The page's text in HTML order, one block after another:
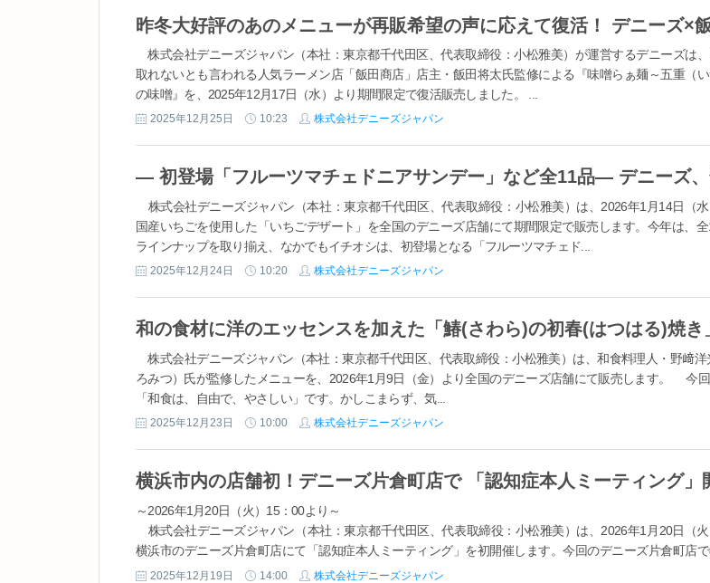
株式会社デニーズジャパン（本社：東京都千代田区、代表取締役：小松雅美）が運営するデニーズは
取れないとも言われる人気ラーメン店「飯田商店」店主・飯田将太氏監修による『味噌らぁ麺～五重（い
の味噌』を、2025年12月17日（水）より期間限定で復活販売しました。 ...
2025年12月25日 10:23 株式会社デニーズジャパン
株式会社デニーズジャパン（本社：東京都千代田区、代表取締役：小松雅美）は、2026年1月14日（
国産いちごを使用した「いちごデザート」を全国のデニーズ店舗にて期間限定で販売します。今年は、
ラインナップを取り揃え、なかでもイチオシは、初登場となる「フルーツマチェド...
2025年12月24日 10:20 株式会社デニーズジャパン
株式会社デニーズジャパン（本社：東京都千代田区、代表取締役：小松雅美）は、和食料理人・野﨑洋
ろみつ）氏が監修したメニューを、2026年1月9日（金）より全国のデニーズ店舗にて販売します。 今回
「和食は、自由で、やさしい」です。かしこまらず、気...
2025年12月23日 10:00 株式会社デニーズジャパン
横浜市内の店舗初！デニーズ片倉町店で 「認知症本人ミーティング」
～2026年1月20日（火）15：00より～
株式会社デニーズジャパン（本社：東京都千代田区、代表取締役：小松雅美）は、2026年1月20日（
横浜市のデニーズ片倉町店にて「認知症本人ミーティング」を初開催します。今回のデニーズ片倉町店で
社が横浜市へ「本人ミーティング」の店舗活用を提案し、神奈川区および横浜市片倉...
2025年12月19日 14:00 株式会社デニーズジャパン